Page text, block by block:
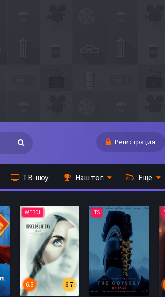
Регистрация
ТВ-шоу Наш топ Еще
WEBDL
6.7
6.3
TS